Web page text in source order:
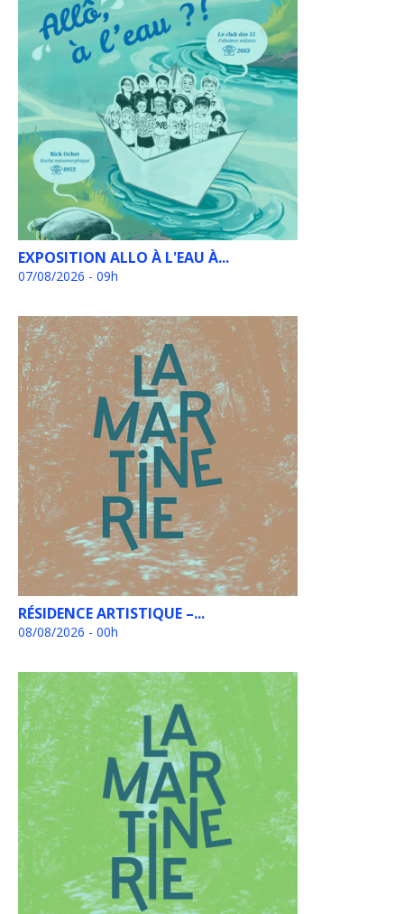
EXPOSITION ALLO À L'EAU À...
07/08/2026 - 09h
RÉSIDENCE ARTISTIQUE –...
08/08/2026 - 00h